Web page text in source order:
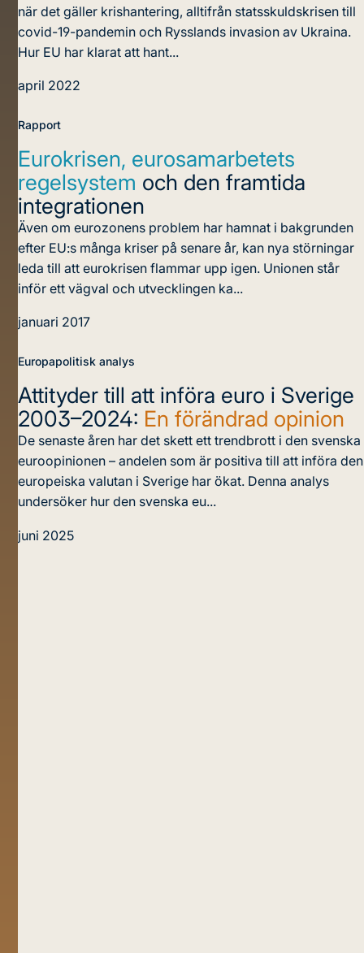
när det gäller krishantering, alltifrån statsskuldskrisen till
covid-19-pandemin och Rysslands invasion av Ukraina.
Hur EU har klarat att hant...
april 2022
Rapport
Eurokrisen, eurosamarbetets
regelsystem och den framtida
integrationen
Även om eurozonens problem har hamnat i bakgrunden
efter EU:s många kriser på senare år, kan nya störningar
leda till att eurokrisen flammar upp igen. Unionen står
inför ett vägval och utvecklingen ka...
januari 2017
Europapolitisk analys
Attityder till att införa euro i Sverige
2003–2024: En förändrad opinion
De senaste åren har det skett ett trendbrott i den svenska
euroopinionen – andelen som är positiva till att införa den
europeiska valutan i Sverige har ökat. Denna analys
undersöker hur den svenska eu...
juni 2025